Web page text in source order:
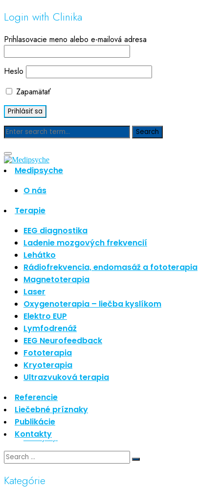
Login with Clinika
Prihlasovacie meno alebo e-mailová adresa
Heslo
Zapamätať
Medipsyche
O nás
Terapie
EEG diagnostika
Ladenie mozgových frekvencií
Lehátko
Rádiofrekvencia, endomasáž a fototerapia
Magnetoterapia
Laser
Oxygenoterapia – liečba kyslíkom
Elektro EUP
Lymfodrenáž
EEG Neurofeedback
Fototerapia
Kryoterapia
Ultrazvuková terapia
Referencie
Liečebné príznaky
Publikácie
Kontakty
Blog
Hľadať
Najnovšie články
Nové polarizované svetlo
So psoriázou netreba žiť
Rozšírenie služieb
Hudba a vývoj mozgu
Najnovšie komentáre
Žiadne komentáre na zobrazenie.
Archív
september 2021
apríl 2021
august 2020
Kategórie
Nezaradené
Skin Care
Zdravý štýl
Kategórie